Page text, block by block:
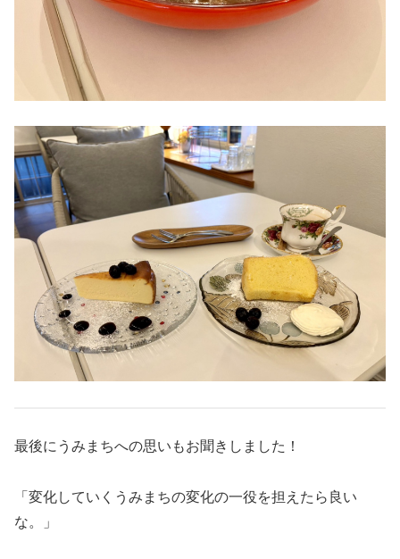
最後にうみまちへの思いもお聞きしました！
「変化していくうみまちの変化の一役を担えたら良い
な。」